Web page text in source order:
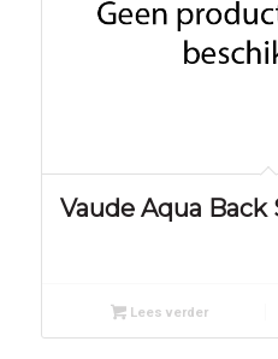
Vaude Aqua Back
Lees verder